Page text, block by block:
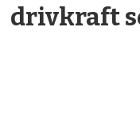
drivkraft